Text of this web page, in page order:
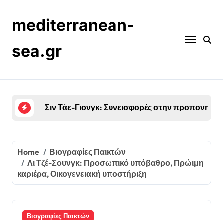
contentmediterranean-
sea.gr
Jung Woo-Young: Ιστορία ζωής, Πρώτες
Home
Βιογραφίες Παικτών
Λι Τζέ-Σουνγκ: Προσωπικό υπόβαθρο, Πρώιμη
καριέρα, Οικογενειακή υποστήριξη
Βιογραφίες Παικτών